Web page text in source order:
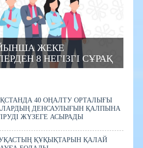
ЖЕКЕ
8 НЕГІЗГІ СҰРАҚ
40 ОҢАЛТУ ОРТАЛЫҒЫ
ДЕНСАУЛЫҒЫН ҚАЛПЫНА
ЖҮЗЕГЕ АСЫРАДЫ
ҚҰҚЫҚТАРЫН ҚАЛАЙ